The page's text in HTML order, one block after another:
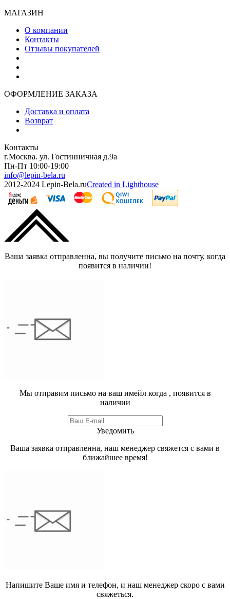
МАГАЗИН
О компании
Контакты
Отзывы покупателей
ОФОРМЛЕНИЕ ЗАКАЗА
Доставка и оплата
Возврат
Контакты
г.Москва. ул. Гостинничная д.9а
Пн-Пт 10:00-19:00
info@lepin-bela.ru
2012-2024 Lepin-Bela.ruCreated in Lighthouse
Ваша заявка отправленна, вы получите письмо на почту, когда
появится в наличии!
Мы отправим письмо на ваш имейл когда , появится в
наличии
Уведомить
Ваша заявка отправленна, наш менеджер свяжется с вами в
ближайшее время!
Напишите Ваше имя и телефон, и наш менеджер скоро с вами
свяжеться.